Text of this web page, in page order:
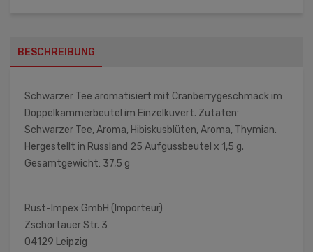
BESCHREIBUNG
Schwarzer Tee aromatisiert mit Cranberrygeschmack im
Doppelkammerbeutel im Einzelkuvert. Zutaten:
Schwarzer Tee, Aroma, Hibiskusblüten, Aroma, Thymian.
Hergestellt in Russland 25 Aufgussbeutel x 1,5 g.
Gesamtgewicht: 37,5 g
Rust-Impex GmbH (Importeur)
Zschortauer Str. 3
04129 Leipzig